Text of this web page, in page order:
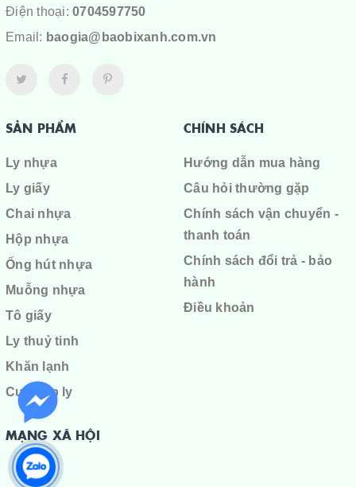
Điện thoại: 0704597750
Email: baogia@baobixanh.com.vn
SẢN PHẨM
Ly nhựa
Ly giấy
Chai nhựa
Hộp nhựa
Ống hút nhựa
Muỗng nhựa
Tô giấy
Ly thuỷ tinh
Khăn lạnh
Cuộn ép ly
CHÍNH SÁCH
Hướng dẫn mua hàng
Câu hỏi thường gặp
Chính sách vận chuyển -
thanh toán
Chính sách đổi trả - bảo
hành
Điều khoản
MẠNG XÃ HỘI